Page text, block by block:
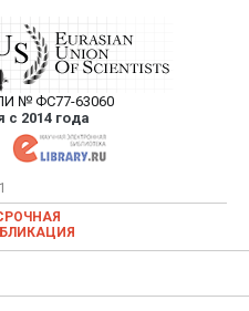
Ученых —
статей в
журнале
№ ФС77-63060
с 2014 года
научных статей в
журнале